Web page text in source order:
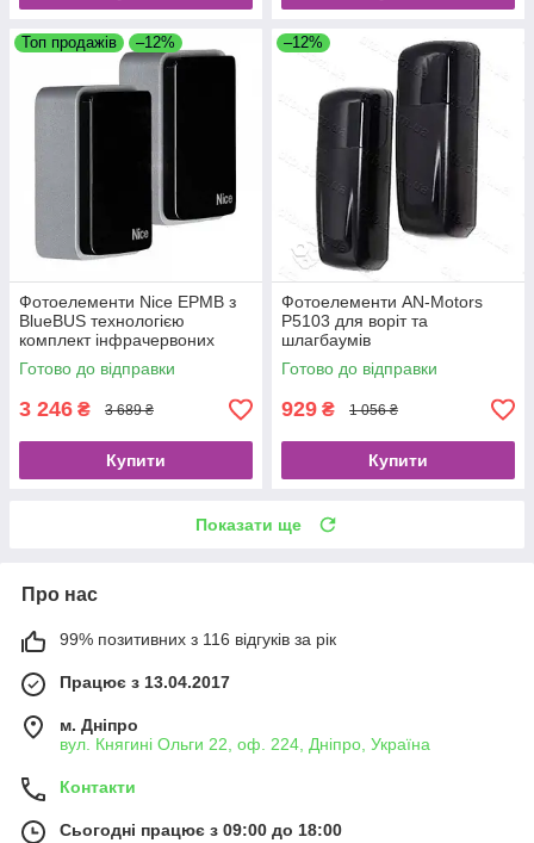
Топ продажів –12%
Фотоелементи Nice EPMB з
BlueBUS технологією
комплект інфрачервоних
датчиків безпеки для воріт та
шлагбаумів
Готово до відправки
3 246 ₴ 3 689 ₴
Купити
–12%
Фотоелементи AN-Motors
P5103 для воріт та
шлагбаумів
Готово до відправки
929 ₴ 1 056 ₴
Купити
Показати ще
Про нас
99% позитивних з 116 відгуків за рік
Працює з 13.04.2017
м. Дніпро
вул. Княгині Ольги 22, оф. 224, Дніпро, Україна
Контакти
Сьогодні працює з 09:00 до 18:00